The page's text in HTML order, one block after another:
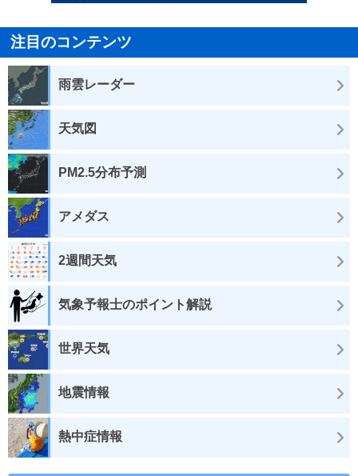
注目のコンテンツ
雨雲レーダー
天気図
PM2.5分布予測
アメダス
2週間天気
気象予報士のポイント解説
世界天気
地震情報
熱中症情報